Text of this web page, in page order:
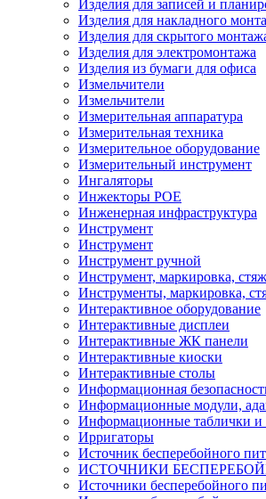
Изделия для записей и
Изделия для накладного
Изделия для скрытого
Изделия для электромонтажа
Изделия из бумаги для офиса
Измельчители
Измельчители
Измерительная аппаратура
Измерительная техника
Измерительное оборудование
Измерительный инструмент
Ингаляторы
Инжекторы POE
Инженерная инфраструктура
Инструмент
Инструмент
Инструмент ручной
Инструмент, маркировка,
Инструменты, маркировка,
Интерактивное оборудование
Интерактивные дисплеи
Интерактивные ЖК панели
Интерактивные киоски
Интерактивные столы
Информационная
Информационные модули,
Информационные таблички
Ирригаторы
Источник бесперебойного
ИСТОЧНИКИ
Источники бесперебойного